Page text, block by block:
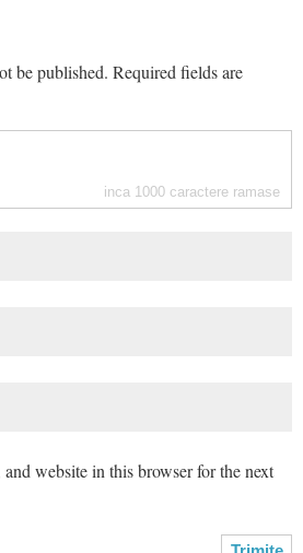
be published. Required fields are
inca 1000 caractere ramase
website in this browser for the next